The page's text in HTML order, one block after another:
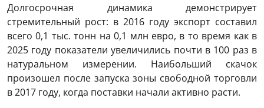
Долгосрочная динамика демонстрирует
стремительный рост: в 2016 году экспорт составил
всего 0,1 тыс. тонн на 0,1 млн евро, в то время как в
2025 году показатели увеличились почти в 100 раз в
натуральном измерении. Наибольший скачок
произошел после запуска зоны свободной торговли
в 2017 году, когда поставки начали активно расти.